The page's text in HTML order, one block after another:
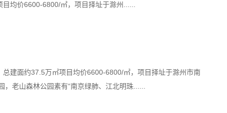
均价6600-6800/㎡，项目择址于滁州......
建面约37.5万㎡项目均价6600-6800/㎡，项目择址于滁州市南
老山森林公园素有“南京绿肺、江北明珠......